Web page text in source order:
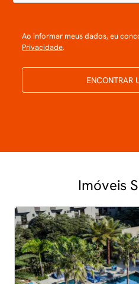
Ao informar meus dados, eu
Privacidade.
ENCONTRAR
Imóveis
<<<<